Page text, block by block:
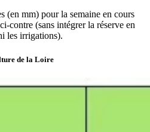
(en mm) pour la semaine en cours
contre (sans intégrer la réserve en
les irrigations).
de la Loire